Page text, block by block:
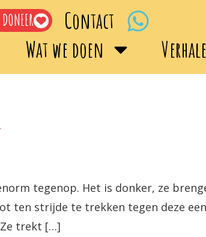
DONEER
Contact
Wat we doen
tegenop. Het is donker, ze
ten strijde te trekken tegen deze
Ze trekt […]